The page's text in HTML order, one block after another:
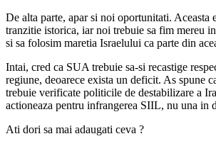
De alta parte, apar si noi oportunitati. Aceasta
tranzitie istorica, iar noi trebuie sa fim mereu
si sa folosim maretia Israelului ca parte din
Intai, cred ca SUA trebuie sa-si recastige
regiune, deoarece exista un deficit. As spune
trebuie verificate politicile de destabilizare a
actioneaza pentru infrangerea SIIL, nu una in
Ati dori sa mai adaugati ceva ?